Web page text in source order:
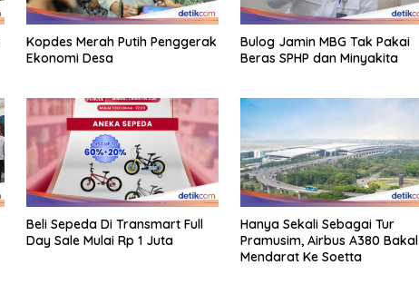
Kopdes Merah Putih Penggerak
Ekonomi Desa
Bulog Jamin MBG Tak Pakai
Beras SPHP dan Minyakita
Beli Sepeda Di Transmart Full
Day Sale Mulai Rp 1 Juta
Hanya Sekali Sebagai Tur
Pramusim, Airbus A380 Bakal
Mendarat Ke Soetta